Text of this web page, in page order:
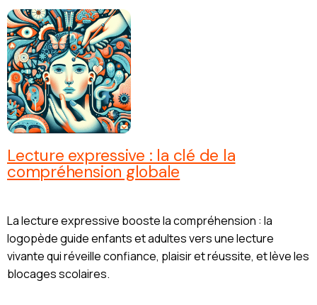
Lecture expressive : la clé de la
compréhension globale
La lecture expressive booste la compréhension : la
logopède guide enfants et adultes vers une lecture
vivante qui réveille confiance, plaisir et réussite, et lève les
blocages scolaires.